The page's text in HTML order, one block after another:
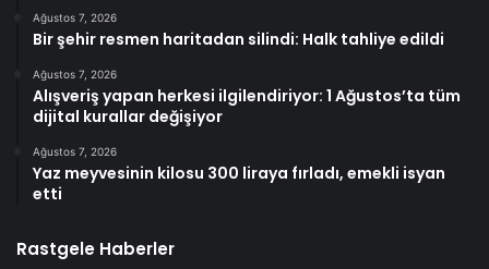
Ağustos 7, 2026
Bir şehir resmen haritadan silindi: Halk tahliye edildi
Ağustos 7, 2026
Alışveriş yapan herkesi ilgilendiriyor: 1 Ağustos’ta tüm
dijital kurallar değişiyor
Ağustos 7, 2026
Yaz meyvesinin kilosu 300 liraya fırladı, emekli isyan
etti
Rastgele Haberler